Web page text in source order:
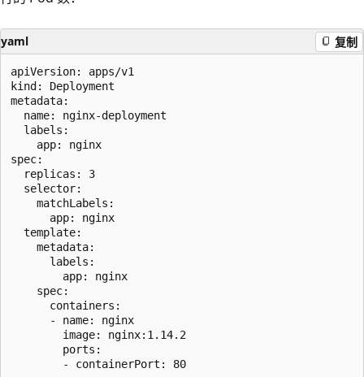
yaml 复制
apiVersion: apps/v1
kind: Deployment
metadata:
  name: nginx-deployment
  labels:
    app: nginx
spec:
  replicas: 3
  selector:
    matchLabels:
      app: nginx
  template:
    metadata:
      labels:
        app: nginx
    spec:
      containers:
      - name: nginx
        image: nginx:1.14.2
        ports:
        - containerPort: 80